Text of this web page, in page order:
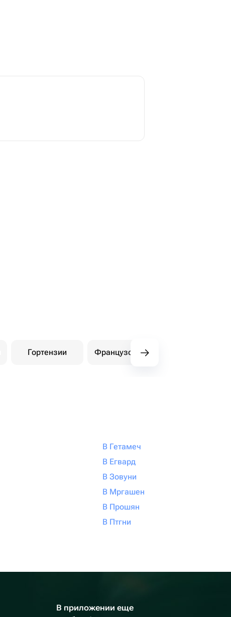
Гортензии Французские розы
В Гетамеч
В Егвард
В Зовуни
В Мргашен
В Прошян
В Птгни
В приложении еще